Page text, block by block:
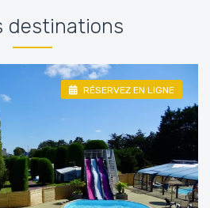
destinations
RÉSERVEZ EN LIGNE